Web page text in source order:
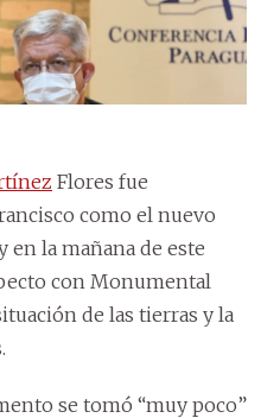
Flores fue
como el nuevo
en la mañana de este
con Monumental
de las tierras y la
se tomó “muy poco”